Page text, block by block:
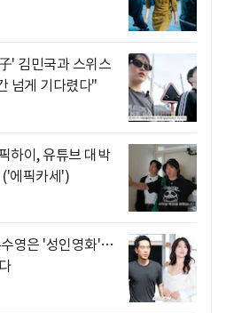
' 김민국과 스위스
넘게 기다렸다"
하이, 유튜브 대박
('에픽카세')
영은 '성인영화'…